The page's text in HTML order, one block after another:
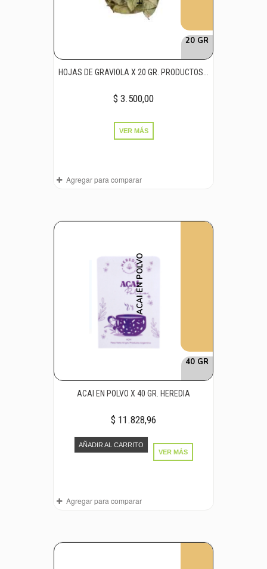
20 GR
HOJAS DE GRAVIOLA X 20 GR. PRODUCTOS...
$ 3.500,00
VER MÁS
Agregar para comparar
ACAI EN POLVO
40 GR
ACAI EN POLVO X 40 GR. HEREDIA
$ 11.828,96
AÑADIR AL CARRITO
VER MÁS
Agregar para comparar